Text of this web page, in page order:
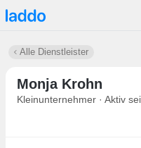
Alle Dienstleister
Monja Krohn
Kleinunternehmer · Aktiv